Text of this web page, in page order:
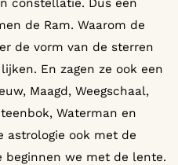
constellatie. Dus een
de Ram. Waarom de
de vorm van de sterren
En zagen ze ook een
Maagd, Weegschaal,
Waterman en
astrologie ook met de
beginnen we met de lente.